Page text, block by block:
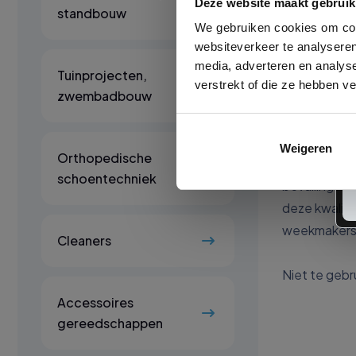
Deze website maakt
We gebruiken cookies om
websiteverkeer te
media, adverteren en
verstrekt of die ze hebben
Weigeren
standbouw
Tuinprojecten,
zwembadbouw
Orthopedische
schoentechniek
Cleaners
Accessoires
gereedschappen
Product
MEIBOOM
technologie
minimaal
en een
MEIBOOM
directe
bevuiling
deze
Niet te